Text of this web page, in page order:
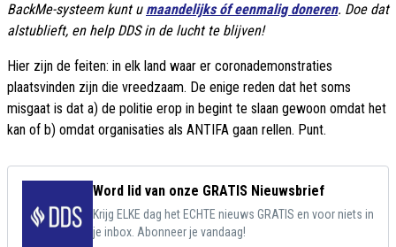
BackMe-systeem kunt u maandelijks óf eenmalig doneren. Doe dat
alstublieft, en help DDS in de lucht te blijven!
Hier zijn de feiten: in elk land waar er coronademonstraties
plaatsvinden zijn die vreedzaam. De enige reden dat het soms
misgaat is dat a) de politie erop in begint te slaan gewoon omdat het
kan of b) omdat organisaties als ANTIFA gaan rellen. Punt.
Word lid van onze GRATIS Nieuwsbrief
Krijg ELKE dag het ECHTE nieuws GRATIS en voor niets in
je inbox. Abonneer je vandaag!